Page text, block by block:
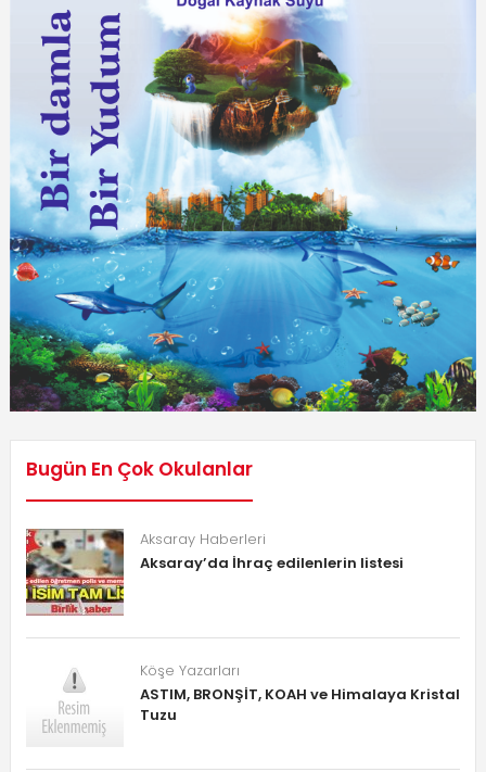
Bugün En Çok Okulanlar
Aksaray Haberleri
Aksaray’da İhraç edilenlerin listesi
Köşe Yazarları
ASTIM, BRONŞİT, KOAH ve Himalaya Kristal
Tuzu